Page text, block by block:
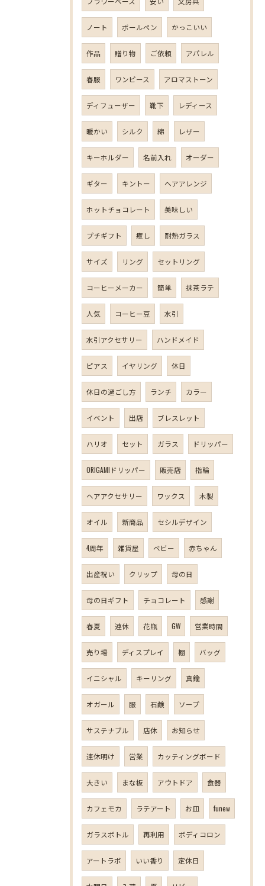
ノート ボールペン かっこいい
作品 贈り物 ご依頼 アパレル
春服 ワンピース アロマストーン
ディフューザー 靴下 レディース
暖かい シルク 綿 レザー
キーホルダー 名前入れ オーダー
ギター キントー ヘアアレンジ
ホットチョコレート 美味しい
プチギフト 癒し 耐熱ガラス
サイズ リング セットリング
コーヒーメーカー 簡単 抹茶ラテ
人気 コーヒー豆 水引
水引アクセサリー ハンドメイド
ピアス イヤリング 休日
休日の過ごし方 ランチ カラー
イベント 出店 ブレスレット
ハリオ セット ガラス ドリッパー
ORIGAMIドリッパー 販売店 指輪
ヘアアクセサリー ワックス 木製
オイル 新商品 セシルデザイン
4周年 雑貨屋 ベビー 赤ちゃん
出産祝い クリップ 母の日
母の日ギフト チョコレート 感謝
春夏 連休 花瓶 GW 営業時間
売り場 ディスプレイ 棚 バッグ
イニシャル キーリング 真鍮
オガール 服 石鹸 ソープ
サステナブル 店休 お知らせ
連休明け 営業 カッティングボード
大きい まな板 アウトドア 食器
カフェモカ ラテアート お皿 funew
ガラスボトル 再利用 ボディコロン
アートラボ いい香り 定休日